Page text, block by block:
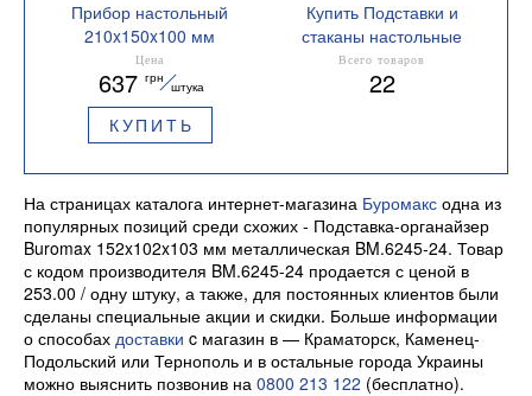
Прибор настольный
210x150x100 мм
металлический
BM.6241 Buromax
Цена
637 грн
штука
КУПИТЬ
Купить Подставки и
стаканы настольные
Материал металл
Всего товаров
22
На страницах каталога интернет-магазина Буромакс одна из
популярных позиций среди схожих - Подставка-органайзер
Buromax 152x102x103 мм металлическая BM.6245-24. Товар
с кодом производителя BM.6245-24 продается с ценой в
253.00 / одну штуку, а также, для постоянных клиентов были
сделаны специальные акции и скидки. Больше информации
о способах доставки c магазин в — Краматорск, Каменец-
Подольский или Тернополь и в остальные города Украины
можно выяснить позвонив на 0800 213 122 (бесплатно).